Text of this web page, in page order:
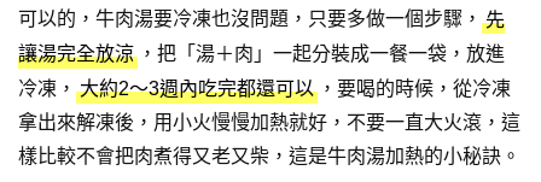
可以的，牛肉湯要冷凍也沒問題，只要多做一個步驟， 先
讓湯完全放涼 ，把「湯＋肉」一起分裝成一餐一袋，放進
冷凍， 大約2～3週內吃完都還可以 ，要喝的時候，從冷凍
拿出來解凍後，用小火慢慢加熱就好，不要一直大火滾，這
樣比較不會把肉煮得又老又柴，這是牛肉湯加熱的小秘訣。